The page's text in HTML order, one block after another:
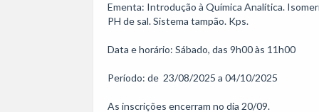
Ementa: Introdução à Química Analítica.
PH de sal. Sistema tampão. Kps.
Data e horário: Sábado, das 9h00 às 11h00
Período: de  23/08/2025 a 04/10/2025
As inscrições encerram no dia 20/09.